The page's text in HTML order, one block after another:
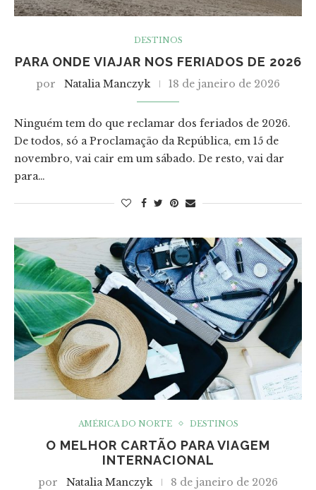
DESTINOS
PARA ONDE VIAJAR NOS FERIADOS DE 2026
por Natalia Manczyk 18 de janeiro de 2026
Ninguém tem do que reclamar dos feriados de 2026.
De todos, só a Proclamação da República, em 15 de
novembro, vai cair em um sábado. De resto, vai dar
para…
AMÉRICA DO NORTE DESTINOS
O MELHOR CARTÃO PARA VIAGEM
INTERNACIONAL
por Natalia Manczyk 8 de janeiro de 2026